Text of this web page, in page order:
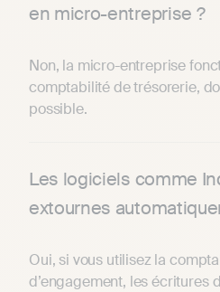
en micro-entreprise ?
Non, la micro-entreprise
comptabilité de trésorerie,
possible.
Les logiciels comme
extournes
Oui, si vous utilisez la
d’engagement, les écritures